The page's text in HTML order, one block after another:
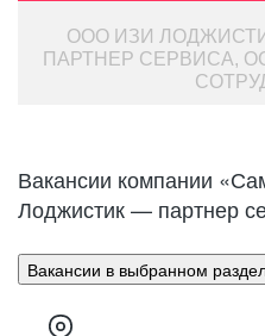
ООО ИЗИ
ПАРТНЕР СЕРВИСА,
Вакансии компании
Лоджистик — партнер
Вакансии в выбранном